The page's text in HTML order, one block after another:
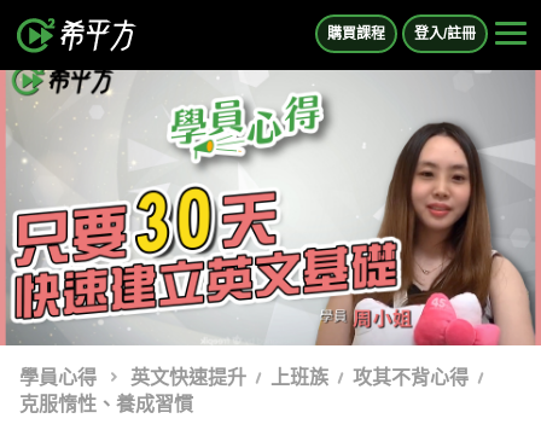
購買課程 登入/註冊
學員心得 英文快速提升 上班族
攻其不背心得
克服惰性、養成習慣